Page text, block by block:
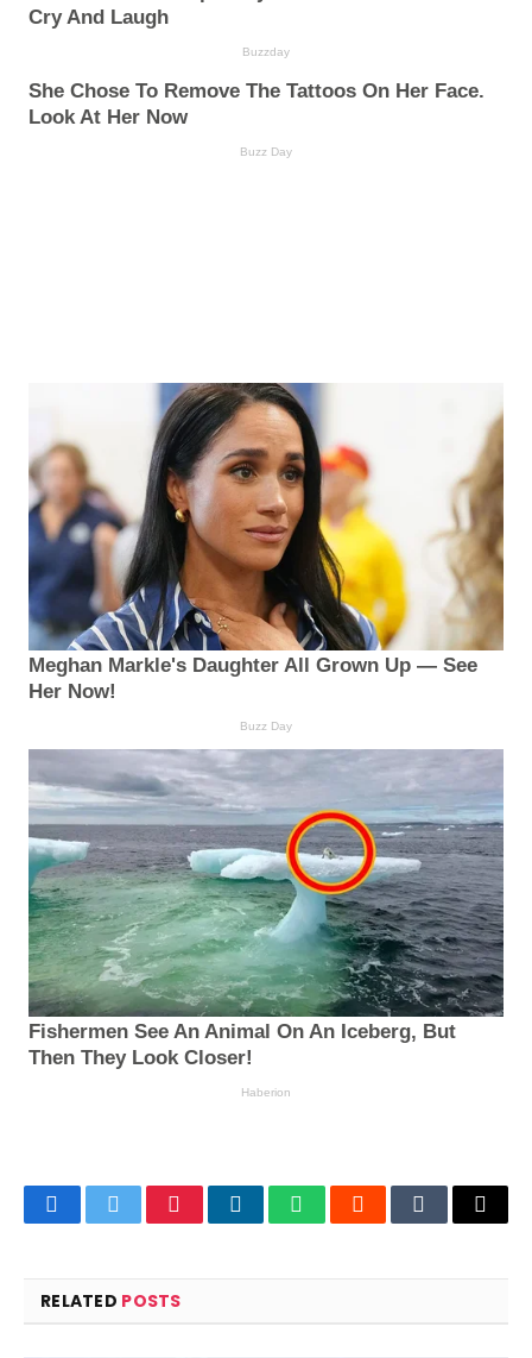
FacebookTwitterPinterestLinkedInWhatsAppRedditTumblrEmail
RELATED POSTS